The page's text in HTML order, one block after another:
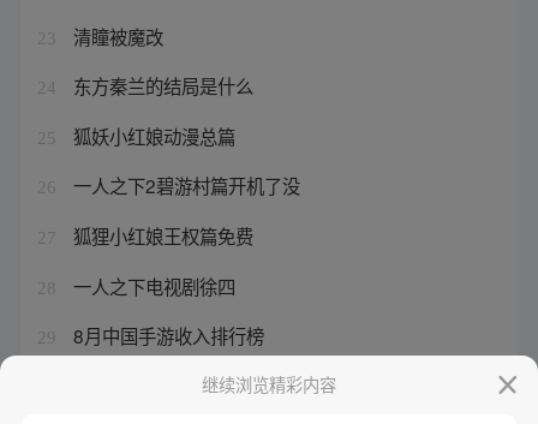
23 清瞳被魔改
24 东方秦兰的结局是什么
25 狐妖小红娘动漫总篇
26 一人之下2碧游村篇开机了没
27 狐狸小红娘王权篇免费
28 一人之下电视剧徐四
29 8月中国手游收入排行榜
齐天大圣孙悟空怎么没有超清版
继续浏览精彩内容